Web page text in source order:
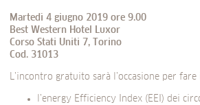
Martedì 4 giugno 2019 ore 9.00
Best Western Hotel Luxor
Corso Stati Uniti 7, Torino
Cod. 31013
L’incontro gratuito sarà l’occasione per
l’energy Efficiency Index (EEI) dei